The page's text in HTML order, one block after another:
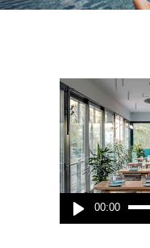
Πρόγραμμα
Αναπαραγωγής
00:00